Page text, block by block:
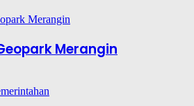
Merangin